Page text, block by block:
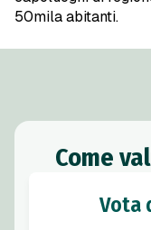
50mila abitanti.
Come
Vota